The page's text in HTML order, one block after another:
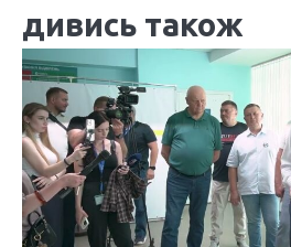
і
г
а
ц
і
я
дивись також